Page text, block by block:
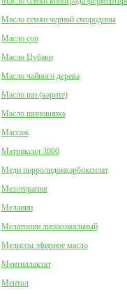
Масло семян черной смородины
Масло сои
Масло Цубаки
Масло чайного дерева
Масло ши (карите)
Масло шиповника
Массаж
Матриксил 3000
Меди пирролидонкарбоксилат
Мезотерапия
Меланин
Мелатонин липосомальный
Мелиссы эфирное масло
Ментиллактат
Ментол